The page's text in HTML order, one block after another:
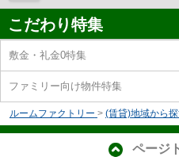
こだわり特集
敷金・礼金0特集
ファミリー向け物件特集
ルームファクトリー > (賃貸)地域から
ページ